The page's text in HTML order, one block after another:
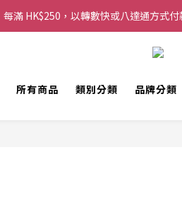
購物滿 HK$200 即可免運費，
滿 HK$250，以轉數快或八達通方式
歡迎 WhatsApp 6123 6918 查詢或電
所有商品 類別分類 品牌分類